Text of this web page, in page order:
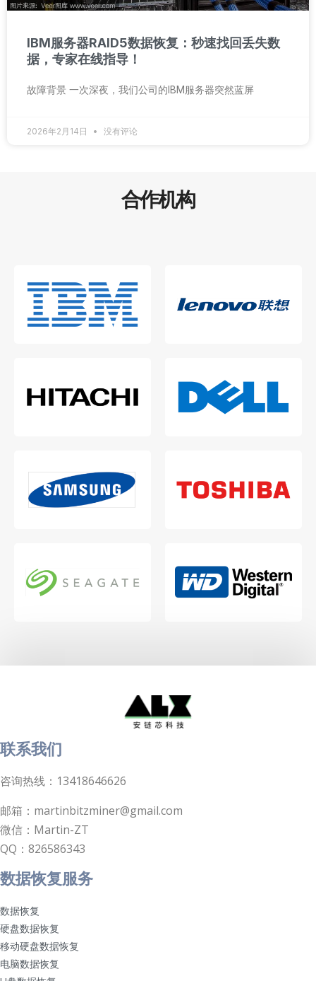
IBM服务器RAID5数据恢复：秒速找回丢失数
据，专家在线指导！
故障背景 一次深夜，我们公司的IBM服务器突然蓝屏
2026年2月14日 没有评论
合作机构
联系我们
咨询热线：13418646626
邮箱：martinbitzminer@gmail.com
微信：Martin-ZT
QQ：826586343
数据恢复服务
数据恢复
硬盘数据恢复
移动硬盘数据恢复
电脑数据恢复